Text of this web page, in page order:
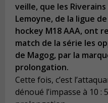
veille, que les
Lemoyne, de la ligue
hockey M18 AAA, ont
match de la série les
de Magog, par la
prolongation.
Cette fois, c’est
dénoué l’impasse à 10 :